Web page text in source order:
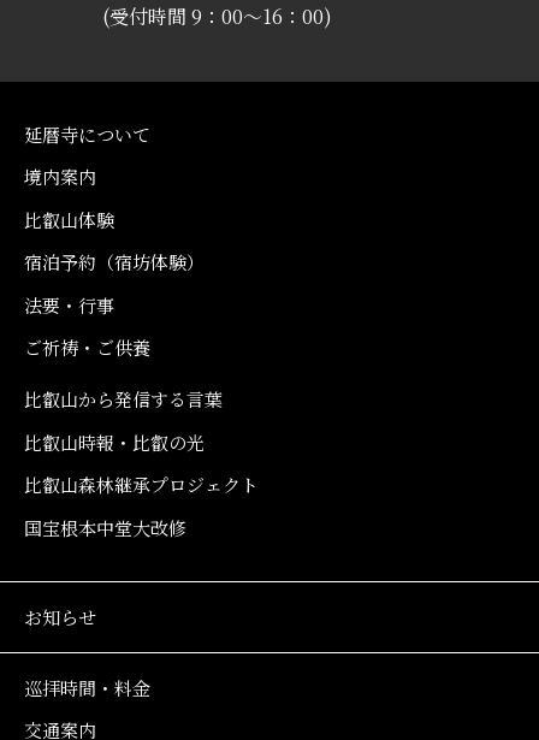
(受付時間 9：00〜16：00)
延暦寺について
境内案内
比叡山体験
宿泊予約（宿坊体験）
法要・行事
ご祈祷・ご供養
比叡山から発信する言葉
比叡山時報・比叡の光
比叡山森林継承プロジェクト
国宝根本中堂大改修
お知らせ
巡拝時間・料金
交通案内